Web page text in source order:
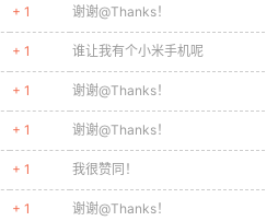
+ 1 谢谢@Thanks！
+ 1 谁让我有个小米手机呢
+ 1 谢谢@Thanks！
+ 1 谢谢@Thanks！
+ 1 我很赞同！
+ 1 谢谢@Thanks！